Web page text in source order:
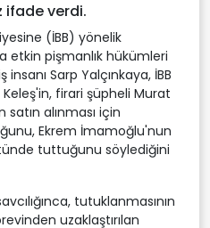
ifade verdi.
(İBB) yönelik
etkin pişmanlık hükümleri
Sarp Yalçınkaya, İBB
Keleş'in, firari şüpheli Murat
alınması için
Ekrem İmamoğlu'nun
tuttuğunu söylediğini
tutuklanmasının
uzaklaştırılan